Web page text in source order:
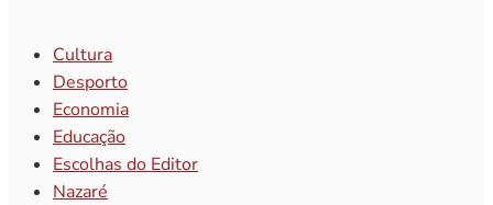
Cultura
Desporto
Economia
Educação
Escolhas do Editor
Nazaré